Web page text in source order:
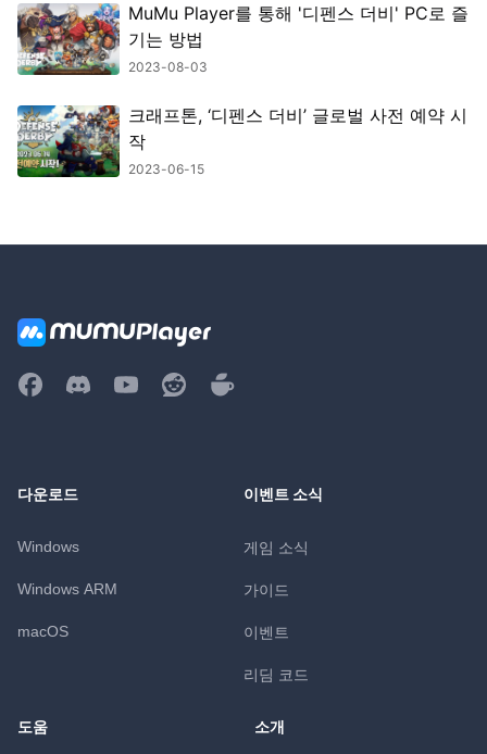
MuMu Player를 통해 '디펜스 더비' PC로 즐
기는 방법
2023-08-03
크래프톤, ‘디펜스 더비’ 글로벌 사전 예약 시
작
2023-06-15
다운로드
Windows
Windows ARM
macOS
이벤트 소식
게임 소식
가이드
이벤트
리딤 코드
도움 소개